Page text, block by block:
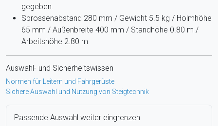
gegeben.
Sprossenabstand 280 mm / Gewicht 5.5 kg / Holmhöhe
65 mm / Außenbreite 400 mm / Standhöhe 0.80 m /
Arbeitshöhe 2.80 m
Auswahl- und Sicherheitswissen
Normen für Leitern und Fahrgerüste
Sichere Auswahl und Nutzung von Steigtechnik
Passende Auswahl weiter eingrenzen